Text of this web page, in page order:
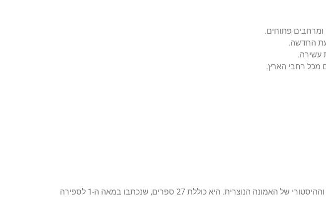
פתוחים.
החדשה.
עשירה.
מכל רחבי הארץ.
היא אוסף כתבי קודש של הנצרות, המהווים את הבסיס התאולוגי, הרוחני וההיסטורי של האמונה הנוצרית. היא כוללת 27 ספרים, שנכתבו במאה ה-1 לספירה